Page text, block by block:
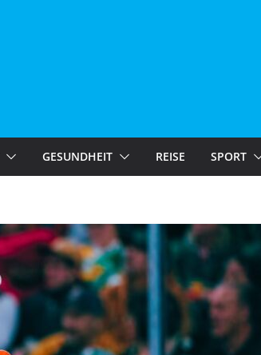
GESUNDHEIT REISE SPORT